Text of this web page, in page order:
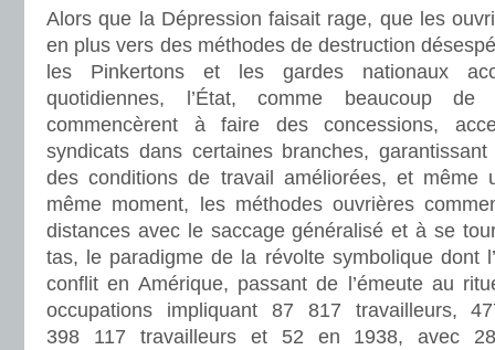
Alors que la Dépression faisait rage, que les
en plus vers des méthodes de destruction
les Pinkertons et les gardes nationaux
quotidiennes, l’État, comme beaucoup de
commencèrent à faire des concessions,
syndicats dans certaines branches,
des conditions de travail améliorées, et même
même moment, les méthodes ouvrières
distances avec le saccage généralisé et à se
tas, le paradigme de la révolte symbolique dont
conflit en Amérique, passant de l’émeute au
occupations impliquant 87 817 travailleurs,
398 117 travailleurs et 52 en 1938, avec